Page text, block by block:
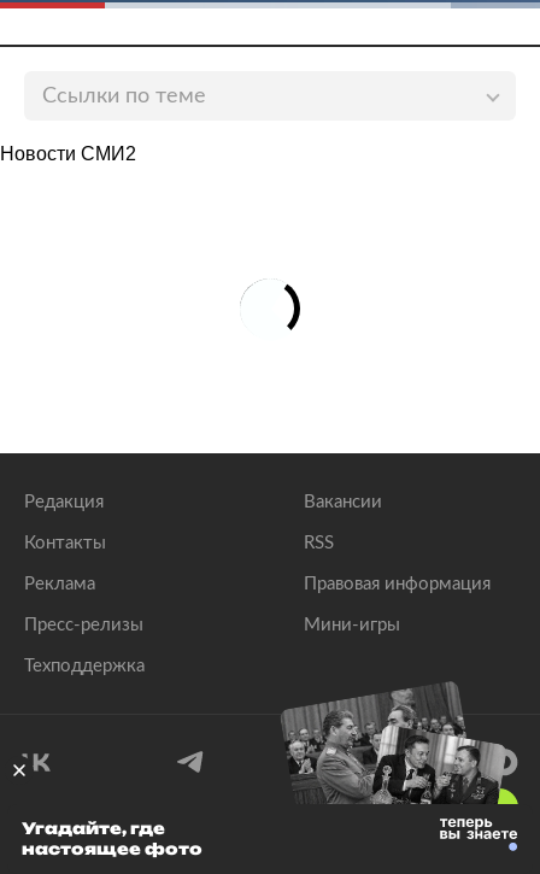
Ссылки по теме
задушить полицейского
Россиянин напал с ножом на полицейского
Новости СМИ2
Редакция
Контакты
Реклама
Пресс-релизы
Техподдержка
Вакансии
RSS
Правовая информация
Мини-игры
© 1999–2026 Все права защищены.
Угадайте, где
настоящее фото